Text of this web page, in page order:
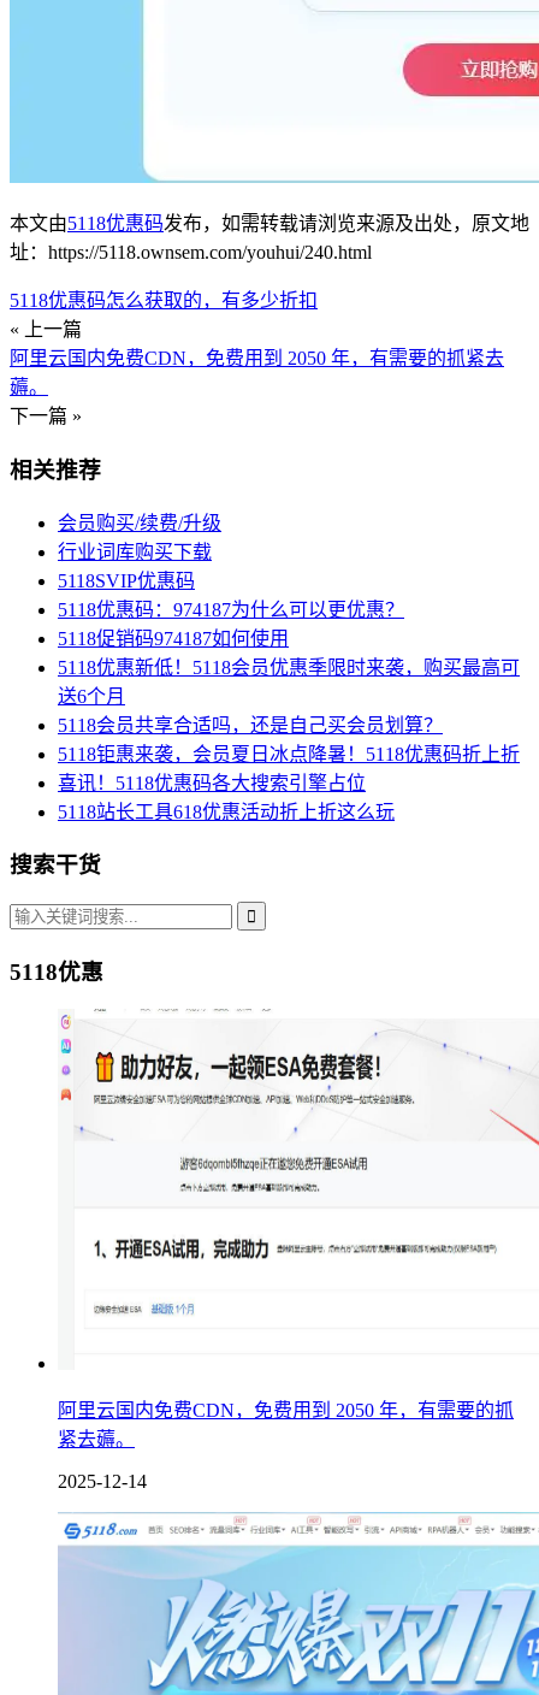
本文由5118优惠码发布，如需转载请浏览来源及出处，原文地
址：https://5118.ownsem.com/youhui/240.html
5118优惠码怎么获取的，有多少折扣
« 上一篇
阿里云国内免费CDN，免费用到 2050 年，有需要的抓紧去
薅。
下一篇 »
相关推荐
会员购买/续费/升级
行业词库购买下载
5118SVIP优惠码
5118优惠码：974187为什么可以更优惠？
5118促销码974187如何使用
5118优惠新低！5118会员优惠季限时来袭，购买最高可
送6个月
5118会员共享合适吗，还是自己买会员划算？
5118钜惠来袭，会员夏日冰点降暑！5118优惠码折上折
喜讯！5118优惠码各大搜索引擎占位
5118站长工具618优惠活动折上折这么玩
搜索干货
5118优惠
阿里云国内免费CDN，免费用到 2050 年，有需要的抓
紧去薅。
2025-12-14